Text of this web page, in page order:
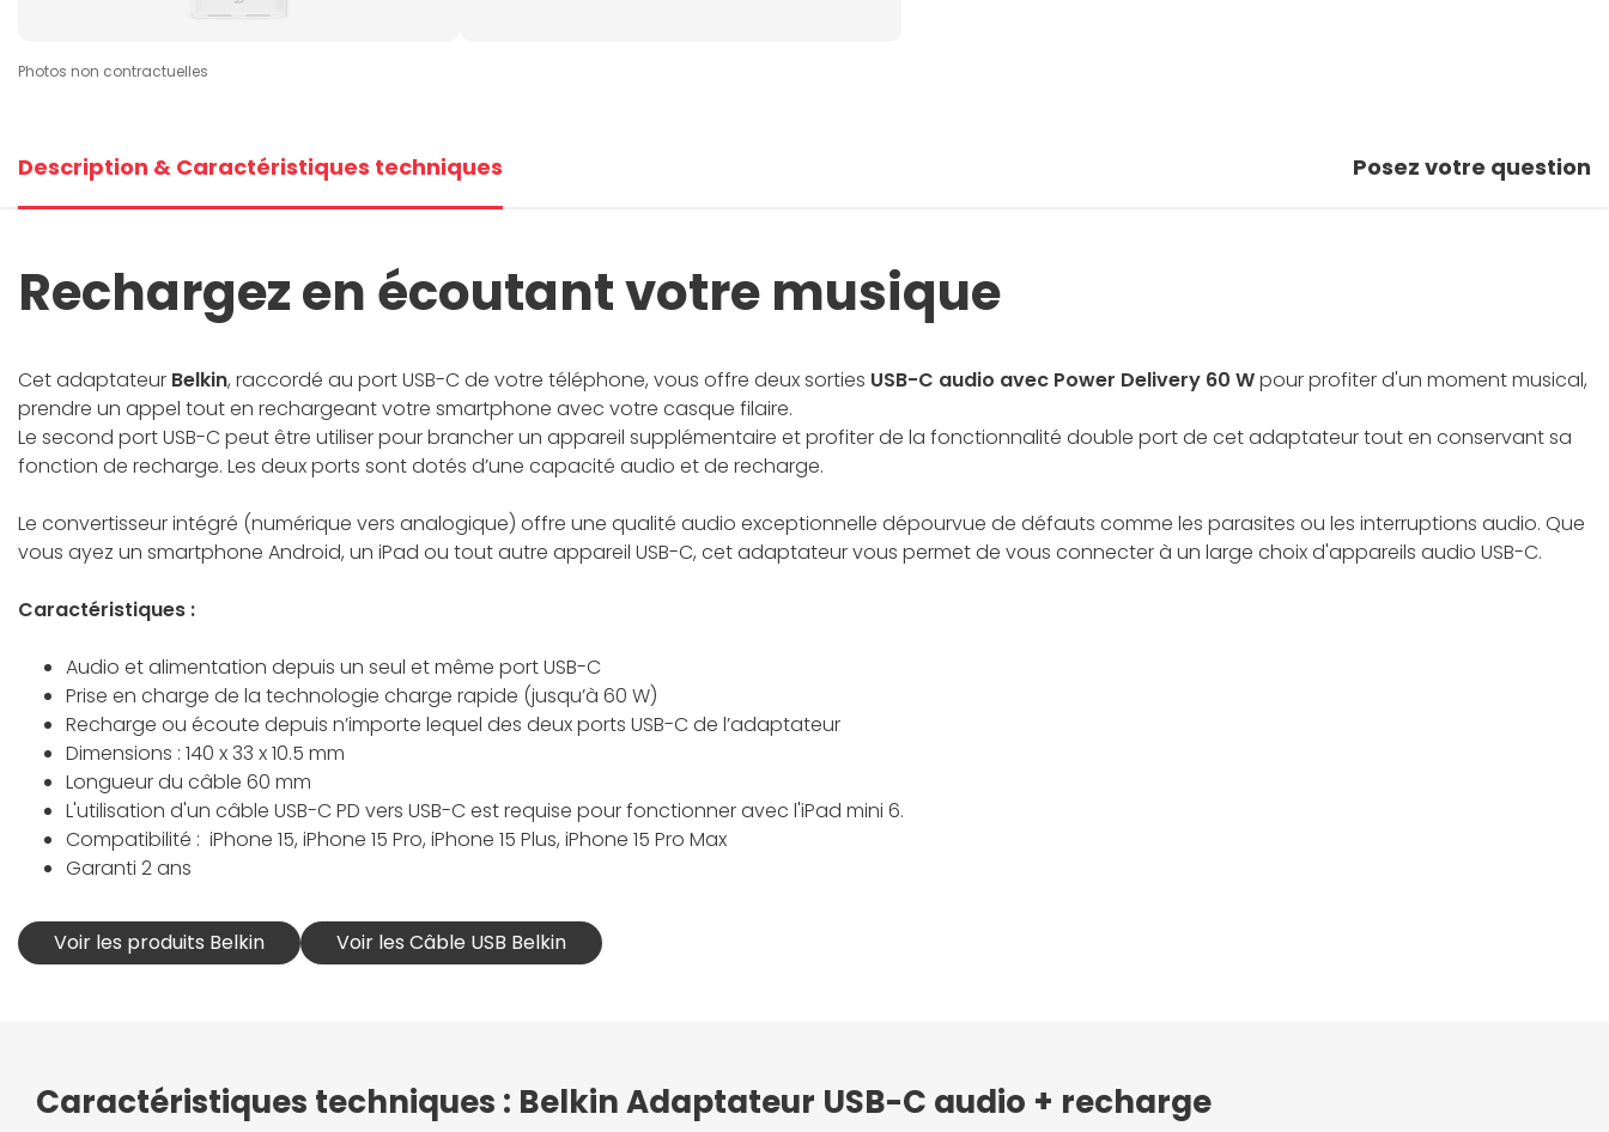
Photos non contractuelles
Description & Caractéristiques techniques Posez votre question
Rechargez en écoutant votre musique
Cet adaptateur Belkin, raccordé au port USB-C de votre téléphone, vous offre deux sorties USB-C audio avec Power Delivery 60 Wpour profiter d'un moment musical,
prendre un appel tout en rechargeant votre smartphone avec votre casque filaire.
Le second port USB-C peut être utiliser pour brancher un appareil supplémentaire et profiter de la fonctionnalité double port de cet adaptateur tout en conservant sa
fonction de recharge. Les deux ports sont dotés d’une capacité audio et de recharge.
Le convertisseur intégré (numérique vers analogique) offre une qualité audio exceptionnelle dépourvue de défauts comme les parasites ou les interruptions audio. Que
vous ayez un smartphone Android, un iPad ou tout autre appareil USB-C, cet adaptateur vous permet de vous connecter à un large choix d'appareils audio USB-C.
Caractéristiques :
Audio et alimentation depuis un seul et même port USB-C
Prise en charge de la technologie charge rapide (jusqu’à 60 W)
Recharge ou écoute depuis n’importe lequel des deux ports USB-C de l’adaptateur
Dimensions : 140 x 33 x 10.5 mm
Longueur du câble 60 mm
L'utilisation d'un câble USB-C PD vers USB-C est requise pour fonctionner avec l'iPad mini 6.
Compatibilité : iPhone 15, iPhone 15 Pro, iPhone 15 Plus, iPhone 15 Pro Max
Garanti 2 ans
Voir les produits Belkin Voir les Câble USB Belkin
Caractéristiques techniques : Belkin Adaptateur USB-C audio + recharge